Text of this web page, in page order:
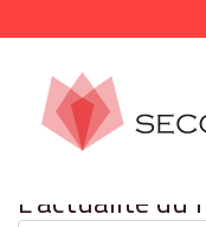
L'actualité du